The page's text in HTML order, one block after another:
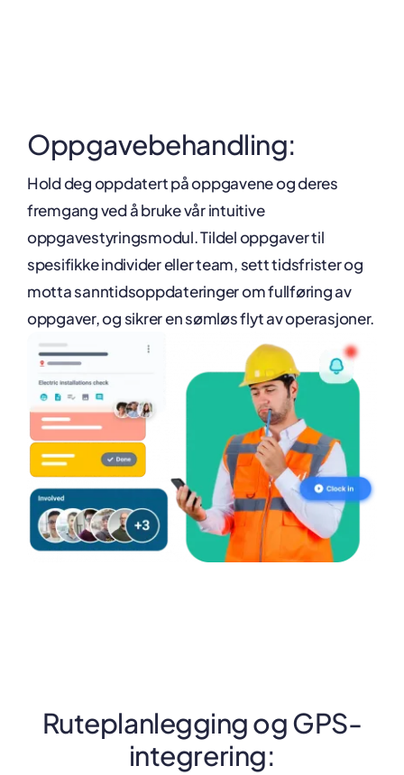
Oppgavebehandling:
Hold deg oppdatert på oppgavene og deres
fremgang ved å bruke vår intuitive
oppgavestyringsmodul. Tildel oppgaver til
spesifikke individer eller team, sett tidsfrister og
motta sanntidsoppdateringer om fullføring av
oppgaver, og sikrer en sømløs flyt av operasjoner.
Ruteplanlegging og GPS-
integrering: